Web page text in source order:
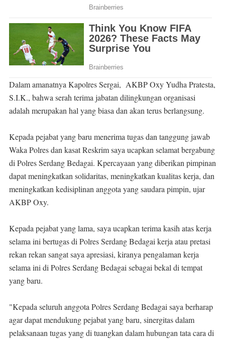
Dalam amanatnya Kapolres Sergai, AKBP Oxy Yudha Pratesta,
S.I.K., bahwa serah terima jabatan dilingkungan organisasi
adalah merupakan hal yang biasa dan akan terus berlangsung.
Kepada pejabat yang baru menerima tugas dan tanggung jawab
Waka Polres dan kasat Reskrim saya ucapkan selamat bergabung
di Polres Serdang Bedagai. Kpercayaan yang diberikan pimpinan
dapat meningkatkan solidaritas, meningkatkan kualitas kerja, dan
meningkatkan kedisiplinan anggota yang saudara pimpin, ujar
AKBP Oxy.
Kepada pejabat yang lama, saya ucapkan terima kasih atas kerja
selama ini bertugas di Polres Serdang Bedagai kerja atau pretasi
rekan rekan sangat saya apresiasi, kiranya pengalaman kerja
selama ini di Polres Serdang Bedagai sebagai bekal di tempat
yang baru.
"Kepada seluruh anggota Polres Serdang Bedagai saya berharap
agar dapat mendukung pejabat yang baru, sinergitas dalam
pelaksanaan tugas yang di tuangkan dalam hubungan tata cara di